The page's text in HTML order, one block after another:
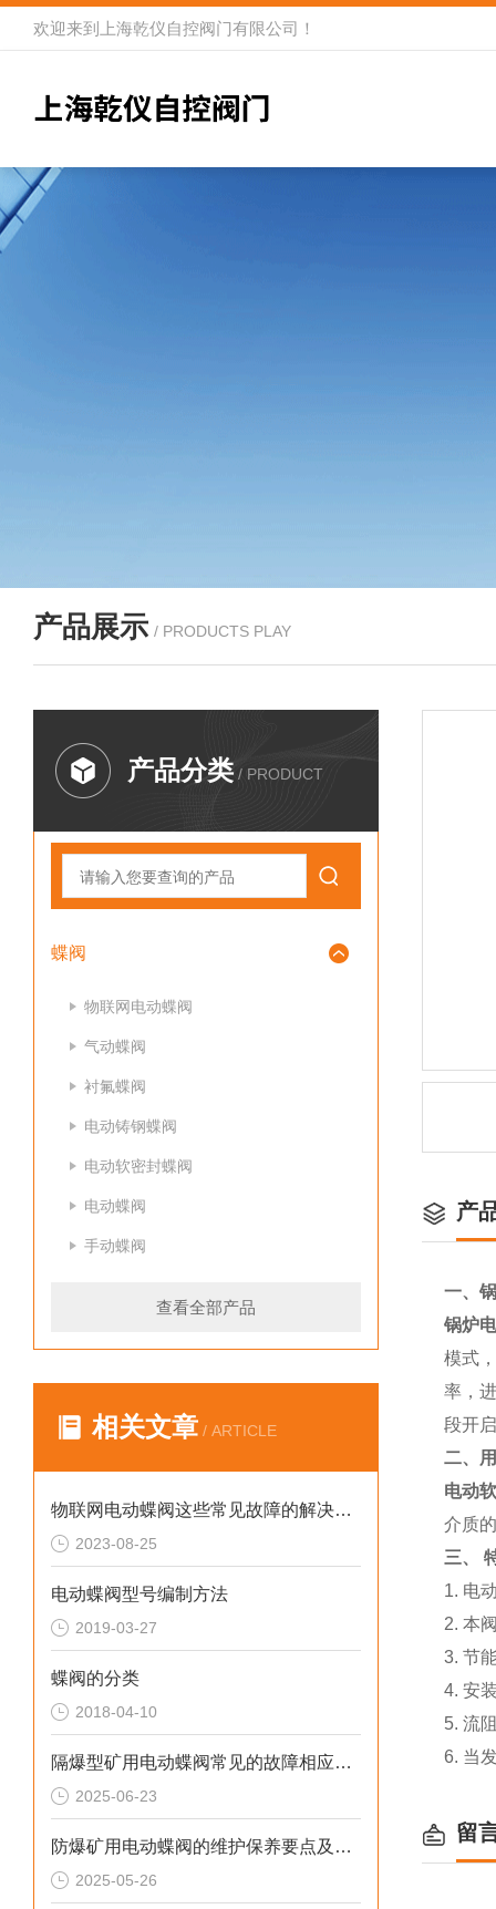
欢迎来到 上海乾仪自控阀门有限公司 ！
产品展示 / PRODUCTS PLAY
产品分类 / PRODUCT
蝶阀
物联网电动蝶阀
气动蝶阀
衬氟蝶阀
电动铸钢蝶阀
电动软密封蝶阀
电动蝶阀
手动蝶阀
查看全部产品
相关文章 / ARTICLE
物联网电动蝶阀这些常见故障的解决方法您知道吗？
2023-08-25
电动蝶阀型号编制方法
2019-03-27
蝶阀的分类
2018-04-10
隔爆型矿用电动蝶阀常见的故障相应解决方法
2025-06-23
防爆矿用电动蝶阀的维护保养要点及其重要性
2025-05-26
产
一、
锅炉
模式
率，
段开
二、
电动
介质
三、
1. 电
2. 本
3. 节
4. 安
5. 流
6. 当
留